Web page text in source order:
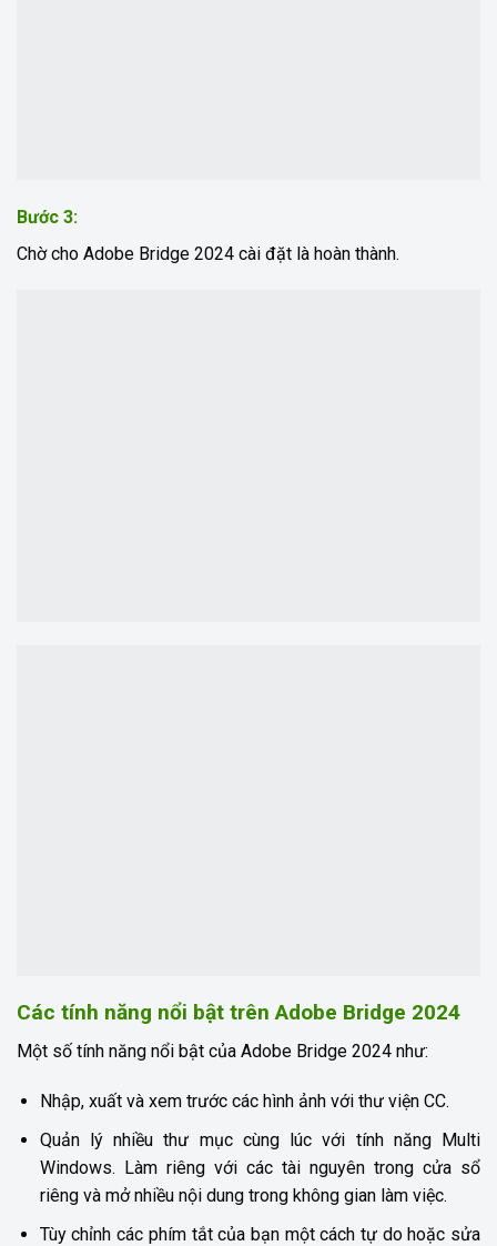
Bước 3:
Chờ cho Adobe Bridge 2024 cài đặt là hoàn thành.
Các tính năng nổi bật trên Adobe Bridge 2024
Một số tính năng nổi bật của Adobe Bridge 2024 như:
Nhập, xuất và xem trước các hình ảnh với thư viện CC.
Quản lý nhiều thư mục cùng lúc với tính năng Multi
Windows. Làm riêng với các tài nguyên trong cửa sổ
riêng và mở nhiều nội dung trong không gian làm việc.
Tùy chỉnh các phím tắt của bạn một cách tự do hoặc sửa